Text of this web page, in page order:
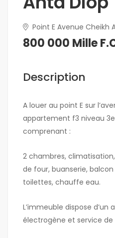
Point E Avenue Cheikh
800 000 Mille
Description
A louer au point E sur
appartement f3 niveau
comprenant :
2 chambres,
de four, buanserie,
toilettes, chauffe eau.
L’immeuble dispose d’un
électrogène et service